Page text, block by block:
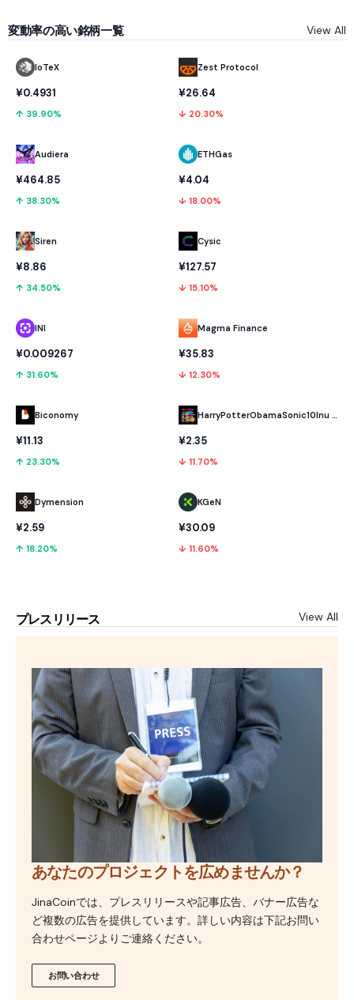
変動率の高い銘柄一覧 View All
IoTeX
¥0.4931
↑ 39.90%
Audiera
¥464.85
↑ 38.30%
Siren
¥8.86
↑ 34.50%
INI
¥0.009267
↑ 31.60%
Biconomy
¥11.13
↑ 23.30%
Dymension
¥2.59
↑ 18.20%
Zest Protocol
¥26.64
↓ 20.30%
ETHGas
¥4.04
↓ 18.00%
Cysic
¥127.57
↓ 15.10%
Magma Finance
¥35.83
↓ 12.30%
HarryPotterObamaSonic10Inu (ETH)
¥2.35
↓ 11.70%
KGeN
¥30.09
↓ 11.60%
プレスリリース View All
あなたのプロジェクトを広めませんか？
JinaCoinでは、プレスリリースや記事広告、バナー広告な
ど複数の広告を提供しています。詳しい内容は下記お問い
合わせページよりご連絡ください。
お問い合わせ